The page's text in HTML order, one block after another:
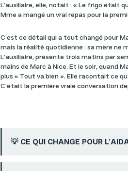
L’auxiliaire, elle, notait : « Le frigo était
Mme a mangé un vrai repas pour la
C’est ce détail qui a tout changé pour
mais la réalité quotidienne : sa mère ne
L’auxiliaire, présente trois matins par
mains de Marc à Nice. Et le soir, quand
plus « Tout va bien ». Elle racontait ce
C’était la première vraie conversation
💡 CE QUI CHANGE POUR